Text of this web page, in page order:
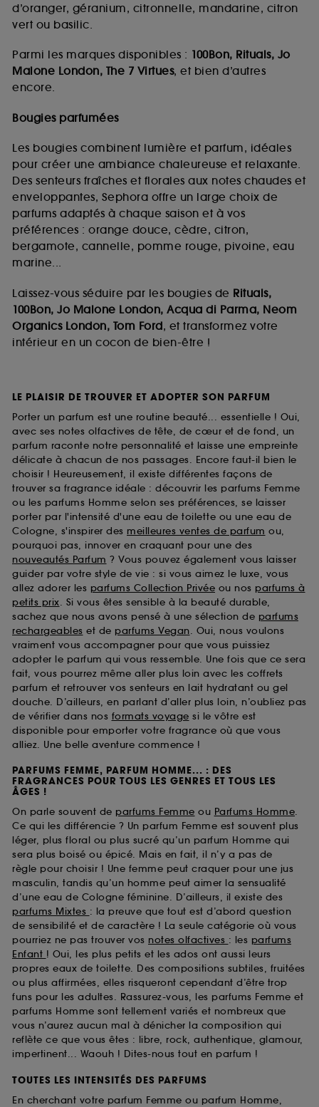
d’oranger, géranium, citronnelle, mandarine, citron
vert ou basilic.
Parmi les marques disponibles : 100Bon, Rituals, Jo
Malone London, The 7 Virtues, et bien d’autres
encore.
Bougies parfumées
Les bougies combinent lumière et parfum, idéales
pour créer une ambiance chaleureuse et relaxante.
Des senteurs fraîches et florales aux notes chaudes et
enveloppantes, Sephora offre un large choix de
parfums adaptés à chaque saison et à vos
préférences : orange douce, cèdre, citron,
bergamote, cannelle, pomme rouge, pivoine, eau
marine...
Laissez-vous séduire par les bougies de Rituals,
100Bon, Jo Malone London, Acqua di Parma, Neom
Organics London, Tom Ford, et transformez votre
intérieur en un cocon de bien-être !
LE PLAISIR DE TROUVER ET ADOPTER SON PARFUM
Porter un parfum est une routine beauté... essentielle ! Oui,
avec ses notes olfactives de tête, de cœur et de fond, un
parfum raconte notre personnalité et laisse une empreinte
délicate à chacun de nos passages. Encore faut-il bien le
choisir ! Heureusement, il existe différentes façons de
trouver sa fragrance idéale : découvrir les parfums Femme
ou les parfums Homme selon ses préférences, se laisser
porter par l'intensité d'une eau de toilette ou une eau de
Cologne, s'inspirer des meilleures ventes de parfum ou,
pourquoi pas, innover en craquant pour une des
nouveautés Parfum ? Vous pouvez également vous laisser
guider par votre style de vie : si vous aimez le luxe, vous
allez adorer les parfums Collection Privée ou nos parfums à
petits prix. Si vous êtes sensible à la beauté durable,
sachez que nous avons pensé à une sélection de parfums
rechargeables et de parfums Vegan. Oui, nous voulons
vraiment vous accompagner pour que vous puissiez
adopter le parfum qui vous ressemble. Une fois que ce sera
fait, vous pourrez même aller plus loin avec les coffrets
parfum et retrouver vos senteurs en lait hydratant ou gel
douche. D’ailleurs, en parlant d’aller plus loin, n’oubliez pas
de vérifier dans nos formats voyage si le vôtre est
disponible pour emporter votre fragrance où que vous
alliez. Une belle aventure commence !
PARFUMS FEMME, PARFUM HOMME... : DES
FRAGRANCES POUR TOUS LES GENRES ET TOUS LES
ÂGES !
On parle souvent de parfums Femme ou Parfums Homme.
Ce qui les différencie ? Un parfum Femme est souvent plus
léger, plus floral ou plus sucré qu’un parfum Homme qui
sera plus boisé ou épicé. Mais en fait, il n’y a pas de
règle pour choisir ! Une femme peut craquer pour une jus
masculin, tandis qu’un homme peut aimer la sensualité
d’une eau de Cologne féminine. D’ailleurs, il existe des
parfums Mixtes : la preuve que tout est d’abord question
de sensibilité et de caractère ! La seule catégorie où vous
pourriez ne pas trouver vos notes olfactives : les parfums
Enfant ! Oui, les plus petits et les ados ont aussi leurs
propres eaux de toilette. Des compositions subtiles, fruitées
ou plus affirmées, elles risqueront cependant d’être trop
funs pour les adultes. Rassurez-vous, les parfums Femme et
parfums Homme sont tellement variés et nombreux que
vous n’aurez aucun mal à dénicher la composition qui
reflète ce que vous êtes : libre, rock, authentique, glamour,
impertinent... Waouh ! Dites-nous tout en parfum !
TOUTES LES INTENSITÉS DES PARFUMS
En cherchant votre parfum Femme ou parfum Homme,